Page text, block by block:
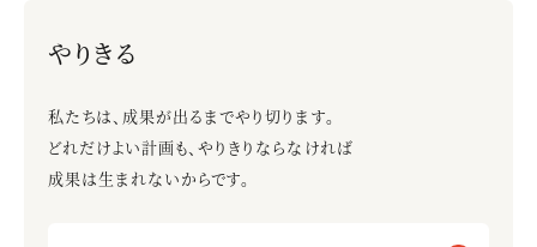
完璧を求めてすぐ動かない
やりきる
私たちは、成果が出るまでやり切ります。
どれだけよい計画も、やりきりならなければ
成果は生まれないからです。